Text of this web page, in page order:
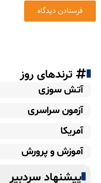
ترندهای روز
آتش سوزی
آزمون سراسری
آمریکا
آموزش و پرورش
پیشنهاد سردبیر